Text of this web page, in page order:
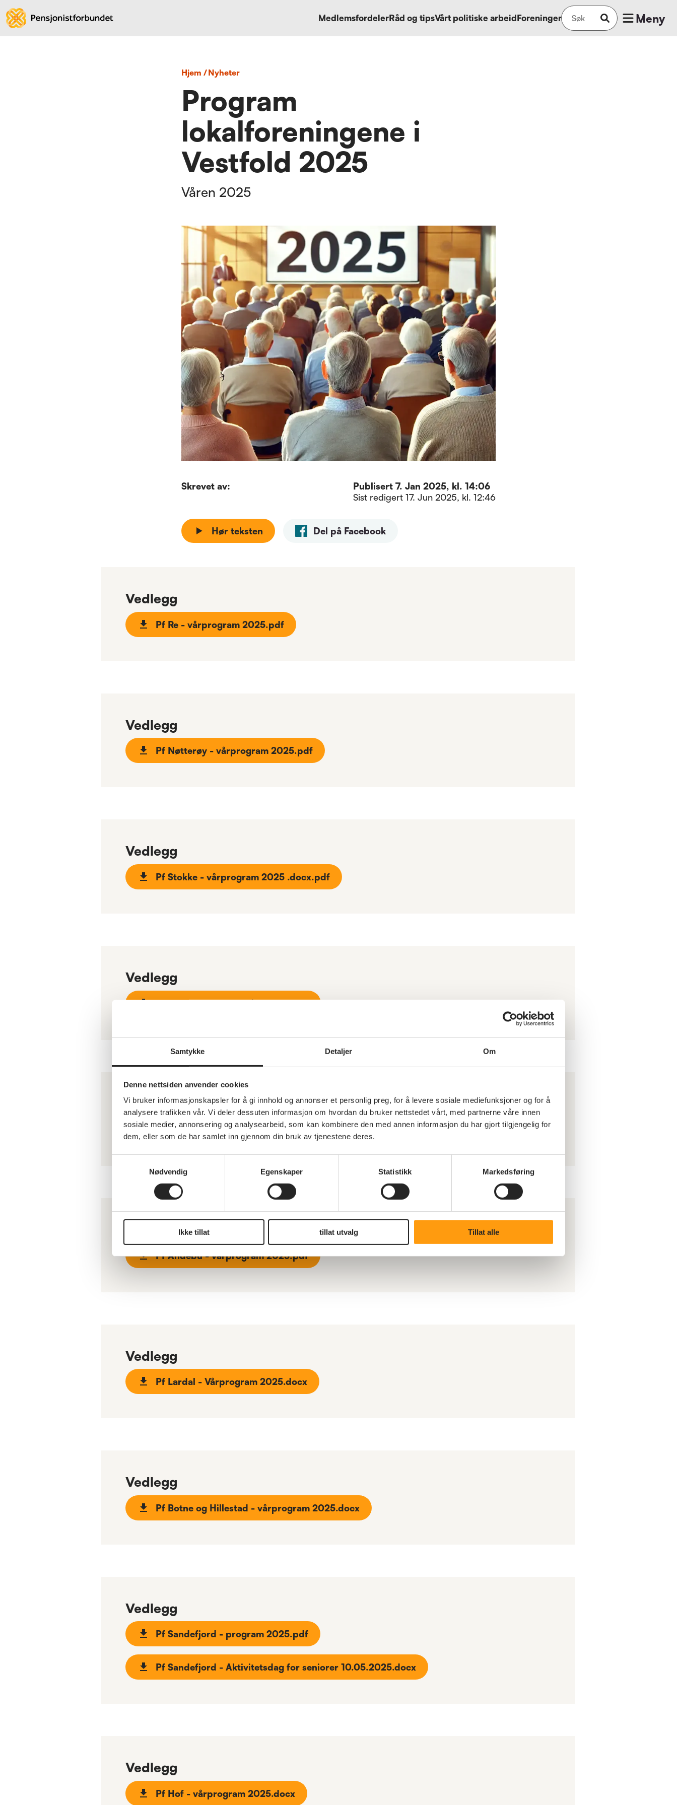
Samtykke Detaljer Om
Denne nettsiden anvender cookies
Vi bruker informasjonskapsler for å gi innhold og annonser et personlig preg, for å levere sosiale mediefunksjoner og for å
analysere trafikken vår. Vi deler dessuten informasjon om hvordan du bruker nettstedet vårt, med partnerne våre innen
sosiale medier, annonsering og analysearbeid, som kan kombinere den med annen informasjon du har gjort tilgjengelig for
dem, eller som de har samlet inn gjennom din bruk av tjenestene deres.
Nødvendig
Egenskaper Statistikk Markedsføring
Ikke tillat tillat utvalg Tillat alle
MedlemsfordelerRåd og tipsVårt politiske arbeidForeninger Meny
Hjem/ nyheter
Program
lokalforeningene i
Vestfold 2025
Våren 2025
Skrevet av: Publisert 7. Jan 2025, kl. 14:06
Sist redigert 17. Jun 2025, kl. 12:46
Hør teksten Del på Facebook
Vedlegg
Pf Re - vårprogram 2025.pdf
Vedlegg
Pf Nøtterøy - vårprogram 2025.pdf
Vedlegg
Pf Stokke - vårprogram 2025 .docx.pdf
Vedlegg
Pf Sande - Program vår 2025.docx
Vedlegg
Pf Farmand - program 2025.pdf
Pf Andebu - vårprogram 2025.pdf
Vedlegg
Pf Lardal - Vårprogram 2025.docx
Vedlegg
Pf Botne og Hillestad - vårprogram 2025.docx
Vedlegg
Pf Sandefjord - program 2025.pdf
Pf Sandefjord - Aktivitetsdag for seniorer 10.05.2025.docx
Vedlegg
Pf Hof - vårprogram 2025.docx